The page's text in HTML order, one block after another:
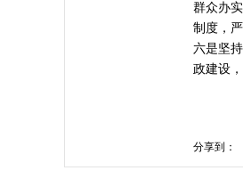
群众办
制度，
六是坚
政建设
分享到：